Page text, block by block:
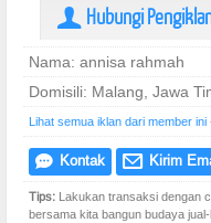
U Hubungi
Nama: annisa rahmah
Domisili: Malang, Jawa
Lihat semua iklan dari member ini
e Kontak @ Kirim
Tips: Lakukan transaksi dengan
bersama kita bangun budaya